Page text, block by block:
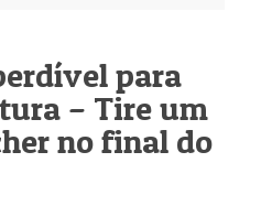
para
– Tire um
no final do